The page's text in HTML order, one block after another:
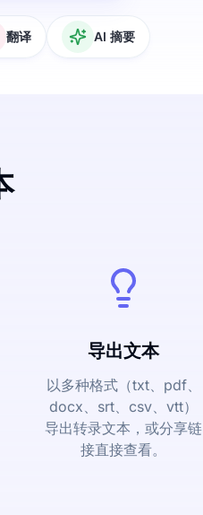
翻译 AI 摘要
导出文本
以多种格式（txt、pdf、
docx、srt、csv、vtt）
导出转录文本，或分享链
接直接查看。